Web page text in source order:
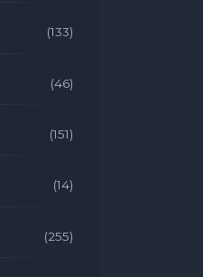
(133)
(46)
(151)
(14)
(255)